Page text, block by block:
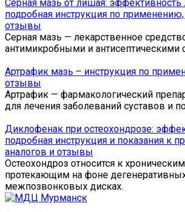
Серная мазь от лишая: эффективность
подробная инструкция по
отзывы
Серная мазь — лекарственное
антимикробными и антисептическими
Артрафик мазь – инструкция по
отзывы
Артрафик — фармакологический
для лечения заболеваний суставов и
Диклофенак при остеохондрозе:
подробная инструкция и показания к
аналогов и отзывы
Остеохондроз относится к
протекающим на фоне
межпозвонковых дисках.